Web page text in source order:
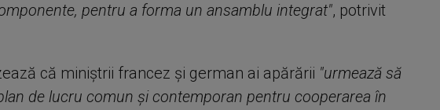
pentru a forma un ansamblu integrat", potrivit
că miniştrii francez şi german ai apărării "urmează să
de lucru comun şi contemporan pentru cooperarea în